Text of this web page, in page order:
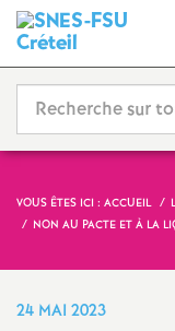
VOUS ÊTES ICI : ACCUEIL
NON AU PACTE ET À LA
24 MAI 2023